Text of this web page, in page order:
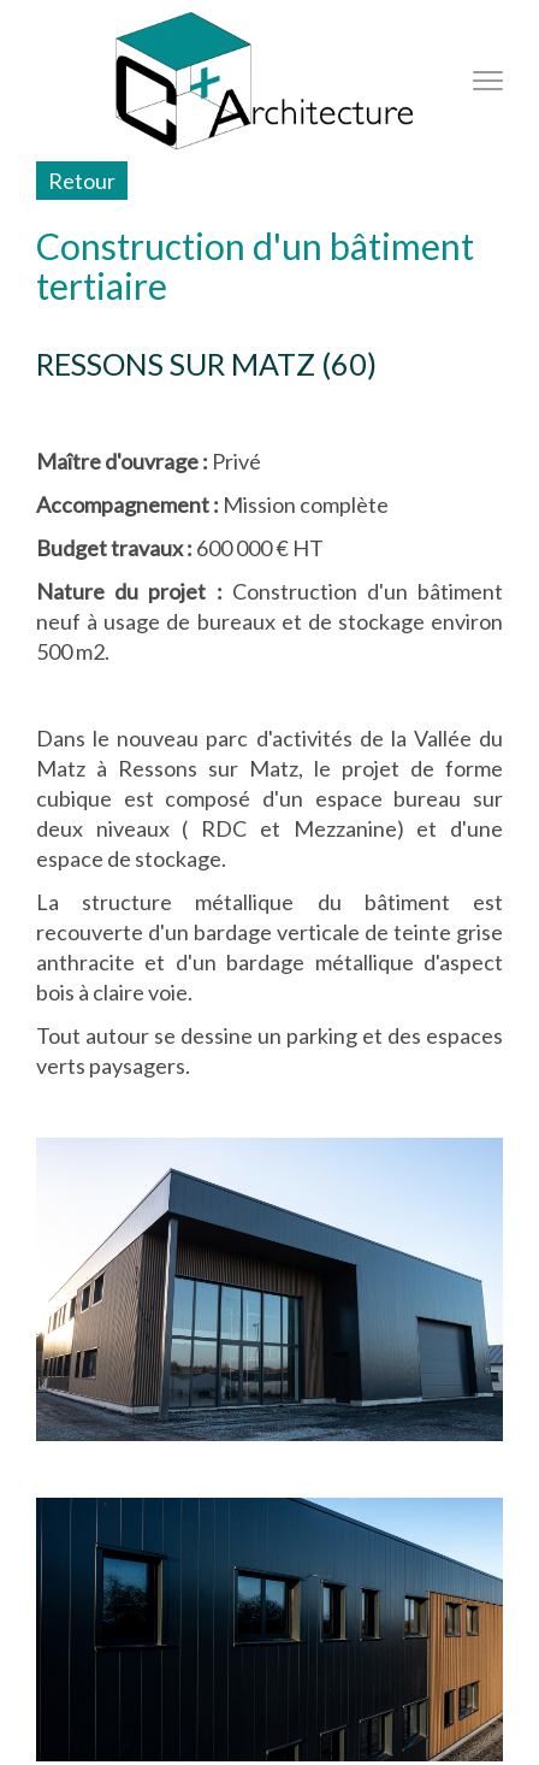
Retour
Construction d'un bâtiment
tertiaire
RESSONS SUR MATZ (60)
Maître d'ouvrage : Privé
Accompagnement : Mission complète
Budget travaux : 600 000 € HT
Nature du projet : Construction d'un bâtiment
neuf à usage de bureaux et de stockage environ
500 m2.
Dans le nouveau parc d'activités de la Vallée du
Matz à Ressons sur Matz, le projet de forme
cubique est composé d'un espace bureau sur
deux niveaux ( RDC et Mezzanine) et d'une
espace de stockage.
La structure métallique du bâtiment est
recouverte d'un bardage verticale de teinte grise
anthracite et d'un bardage métallique d'aspect
bois à claire voie.
Tout autour se dessine un parking et des espaces
verts paysagers.